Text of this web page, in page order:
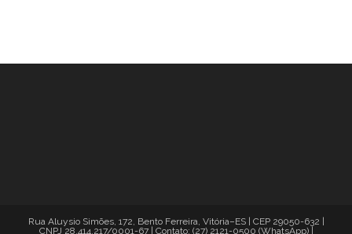
Rua Aluysio Simões, 172, Bento Ferreira, Vitória–ES | CEP 29050-632 |
CNPJ 28.414.217/0001-67 | Contato: (27) 2121-0500 (WhatsApp) |